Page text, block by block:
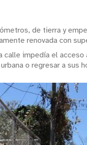
de tierra y
renovada con
calle impedía el
o regresar a